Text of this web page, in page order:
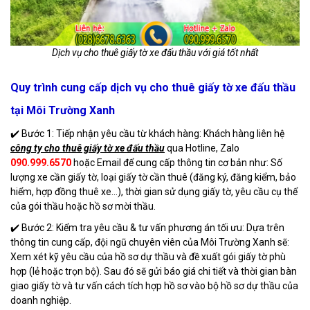
Dịch vụ cho thuê giấy tờ xe đấu thầu với giá tốt nhất
Quy trình cung cấp dịch vụ cho thuê giấy tờ xe đấu thầu
tại Môi Trường Xanh
✔️ Bước 1: Tiếp nhận yêu cầu từ khách hàng: Khách hàng liên hệ
công ty cho thuê giấy tờ xe đấu thầuqua Hotline, Zalo
090.999.6570 hoặc Email để cung cấp thông tin cơ bản như: Số
lượng xe cần giấy tờ, loại giấy tờ cần thuê (đăng ký, đăng kiểm, bảo
hiểm, hợp đồng thuê xe…), thời gian sử dụng giấy tờ, yêu cầu cụ thể
của gói thầu hoặc hồ sơ mời thầu.
✔️ Bước 2: Kiểm tra yêu cầu & tư vấn phương án tối ưu: Dựa trên
thông tin cung cấp, đội ngũ chuyên viên của Môi Trường Xanh sẽ:
Xem xét kỹ yêu cầu của hồ sơ dự thầu và đề xuất gói giấy tờ phù
hợp (lẻ hoặc trọn bộ). Sau đó sẽ gửi báo giá chi tiết và thời gian bàn
giao giấy tờ và tư vấn cách tích hợp hồ sơ vào bộ hồ sơ dự thầu của
doanh nghiệp.